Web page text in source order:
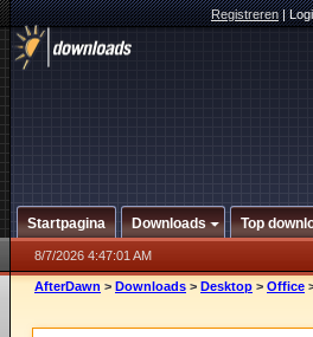
Registreren|
Startpagina Downloads Top
8/7/2026 4:47:01 AM
AfterDawn > Downloads > Desktop > Office